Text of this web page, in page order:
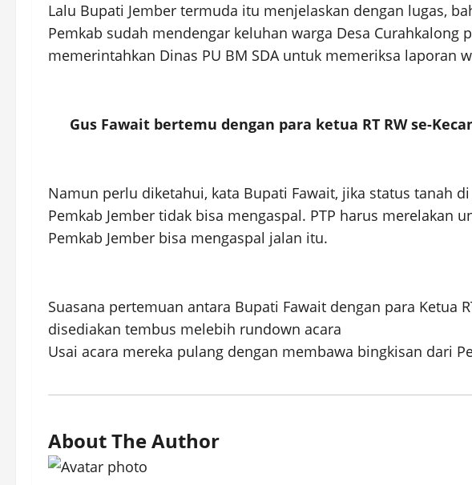
Lalu Bupati Jember termuda itu menjelaskan dengan lugas,
Pemkab sudah mendengar keluhan warga Desa Curahkalong
memerintahkan Dinas PU BM SDA untuk memeriksa laporan
Gus Fawait bertemu dengan para ketua RT RW se-
Namun perlu diketahui, kata Bupati Fawait, jika status tanah
Pemkab Jember tidak bisa mengaspal. PTP harus merelakan
Pemkab Jember bisa mengaspal jalan itu.
Suasana pertemuan antara Bupati Fawait dengan para Ketua
disediakan tembus melebih rundown acara
Usai acara mereka pulang dengan membawa bingkisan dari
About The Author